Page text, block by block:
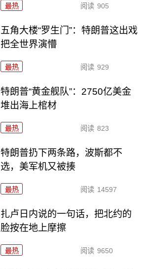
最热 阅读 905
五角大楼“罗生门”：特朗普这出戏
把全世界演懵
最热 阅读 929
特朗普“黄金舰队”：2750亿美金
堆出海上棺材
最热 阅读 823
特朗普扔下两条路，波斯都不
选，美军机又被揍
最热 阅读 14597
扎卢日内说的一句话，把北约的
脸按在地上摩擦
最热 阅读 9650